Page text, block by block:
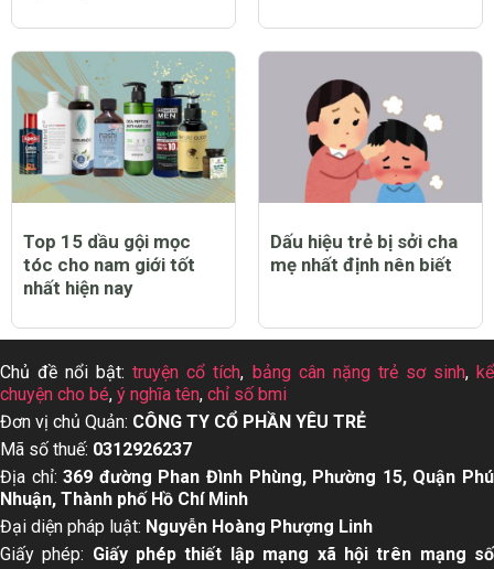
Top 15 dầu gội mọc
tóc cho nam giới tốt
nhất hiện nay
Dấu hiệu trẻ bị sởi cha
mẹ nhất định nên biết
Chủ đề nổi bật:truyện cổ tích, bảng cân nặng trẻ sơ sinh,kể
chuyện cho bé, ý nghĩa tên, chỉ số bmi
Đơn vị chủ Quản: CÔNG TY CỔ PHẦN YÊU TRẺ
Mã số thuế: 0312926237
Địa chỉ:369 đường Phan Đình Phùng, Phường 15, Quận Phú
Nhuận, Thành phố Hồ Chí Minh
Đại diện pháp luật: Nguyễn Hoàng Phượng Linh
Giấy phép: Giấy phép thiết lập mạng xã hội trên mạng số